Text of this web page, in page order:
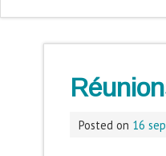
Posted on 16